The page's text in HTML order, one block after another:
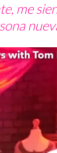
me